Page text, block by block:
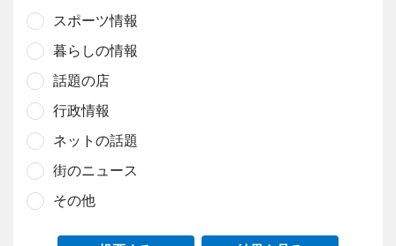
スポーツ情報
暮らしの情報
話題の店
行政情報
ネットの話題
街のニュース
その他